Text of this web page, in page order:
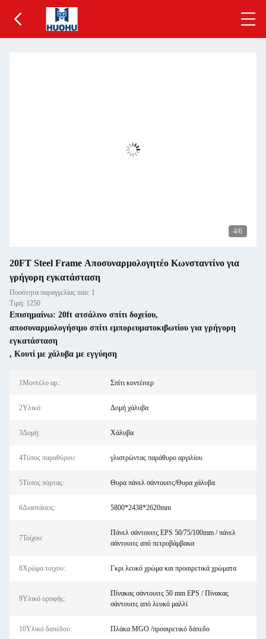
5/6
20FT Steel Frame Αποσυναρμολογητέο Κωνσταντίνο για
γρήγορη εγκατάσταση
Ποσότητα παραγγελίας min: 1
Τιμή: 1250
Επισημαίνω: 20ft ατσάλινο σπίτι δοχείου,
αποσυναρμολογήσιμο σπίτι εμπορευματοκιβωτίου για γρήγορη
εγκατάσταση
, Κουτί με χάλυβα με εγγύηση
1Μοντέλο αρ.: Σπίτι κοντέινερ
2Υλικό: Δομή χάλυβα
3Δομή: Χάλυβα
4Τύπος παραθύρου: γλιστρώντας παράθυρο αργιλίου
5Τύπος πόρτας: Θυρα πάνελ σάντουιτς/Θυρα χάλυβα
6Διαστάσεις: 5800*2438*2620mm
7Τοίχου:
Πάνελ σάντουιτς EPS 50/75/100mm / πάνελ
σάντουιτς από πετροβάμβακα
8Χρώμα τοίχου: Γκρι λευκό χρώμα και προαιρετικά χρώματα
9Υλικό οροφής:
Πίνακας σάντουιτς 50 mm EPS / Πίνακας
σάντουιτς από λευκό μαλλί
10Υλικό δαπέδου: Πλάκα MGO /προαιρετικό δάπεδο